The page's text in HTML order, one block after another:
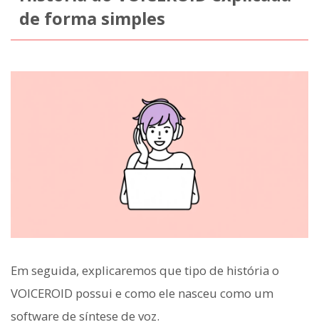
de forma simples
Em seguida, explicaremos que tipo de história o
VOICEROID possui e como ele nasceu como um
software de síntese de voz.